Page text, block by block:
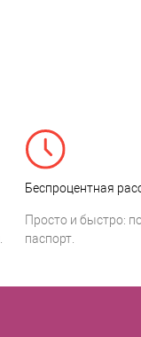
Беспроцентная
Просто и быстро:
паспорт.